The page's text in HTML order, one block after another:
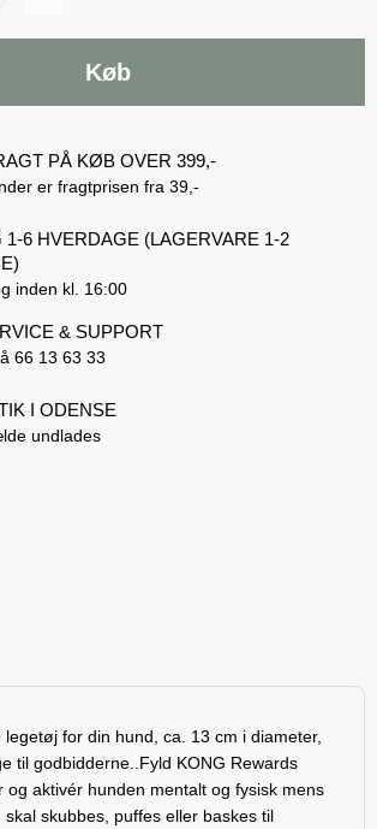
Køb
PÅ KØB OVER 399,-
er fragtprisen fra 39,-
1-6 HVERDAGE (LAGERVARE 1-2
inden kl. 16:00
& SUPPORT
66 13 63 33
I ODENSE
undlades
legetøj for din hund, ca. 13 cm i diameter,
til godbidderne..Fyld KONG Rewards
og aktivér hunden mentalt og fysisk mens
skubbes, puffes eller baskes til